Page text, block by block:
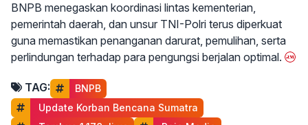
BNPB menegaskan koordinasi lintas kementerian,
pemerintah daerah, dan unsur TNI-Polri terus diperkuat
guna memastikan penanganan darurat, pemulihan, serta
perlindungan terhadap para pengungsi berjalan optimal.
TAG:
BNPB
Update Korban Bencana Sumatra